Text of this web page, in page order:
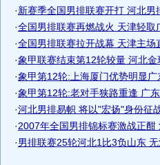
·新赛季全国男排联赛开打 河北男
·全国男排联赛再燃战火 天津轻取
·全国男排联赛拉开战幕 天津主场
·象甲联赛结束第12轮较量 河北金
·象甲第12轮:上海厦门优势明显广
·象甲第12轮:老对手狭路重逢 广
·河北男排易帜 将以"宏扬"身份征
·2007年全国男排锦标赛激战正酣
·男排联赛25轮河北1比3负山东 无